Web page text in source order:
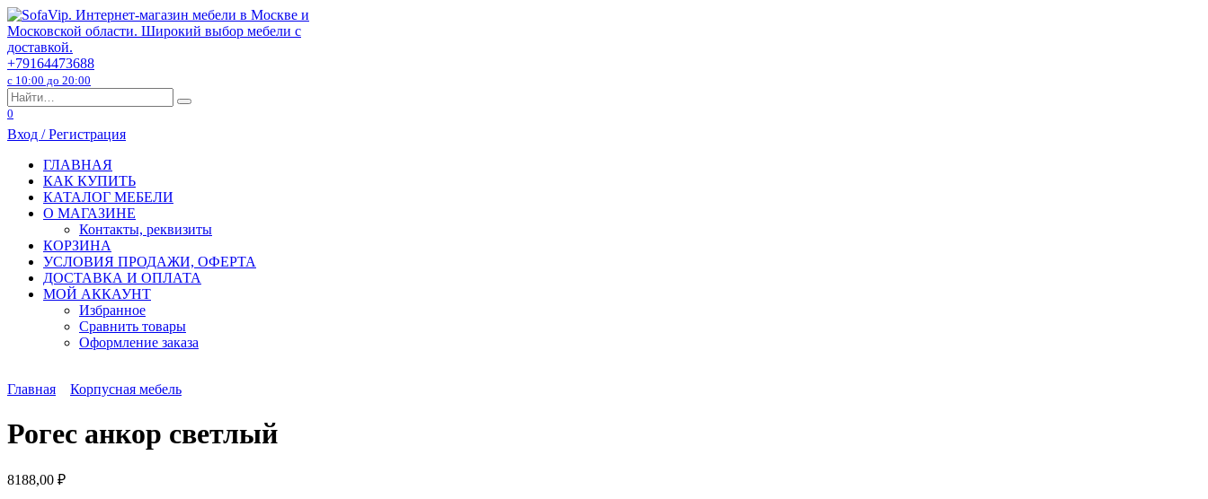
Перейти
к
содержанию
+79164473688
с 10:00 до 20:00
Search
for:
0
Вход / Регистрация
ГЛАВНАЯ
КАК КУПИТЬ
КАТАЛОГ МЕБЕЛИ
О МАГАЗИНЕ
Контакты, реквизиты
КОРЗИНА
УСЛОВИЯ ПРОДАЖИ, ОФЕРТА
ДОСТАВКА И ОПЛАТА
МОЙ АККАУНТ
Избранное
Сравнить товары
Оформление заказа
Главная Корпусная мебель
Рогес анкор светлый
8188,00 ₽